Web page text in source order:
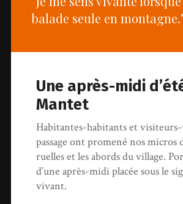
balade seule en
Une après-midi
Mantet
Habitantes-habitants et visiteurs-
passage ont promené nos micros
ruelles et les abords du village.
d’une après-midi placée sous le
vivant.